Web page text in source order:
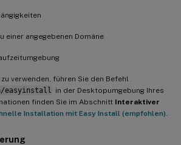
einer angegebenen Domäne
verwenden, führen Sie den Befehl
easyinstall
in der Desktopumgebung Ihres
finden Sie im Abschnitt Interaktiver
Installation mit Easy Install (empfohlen)